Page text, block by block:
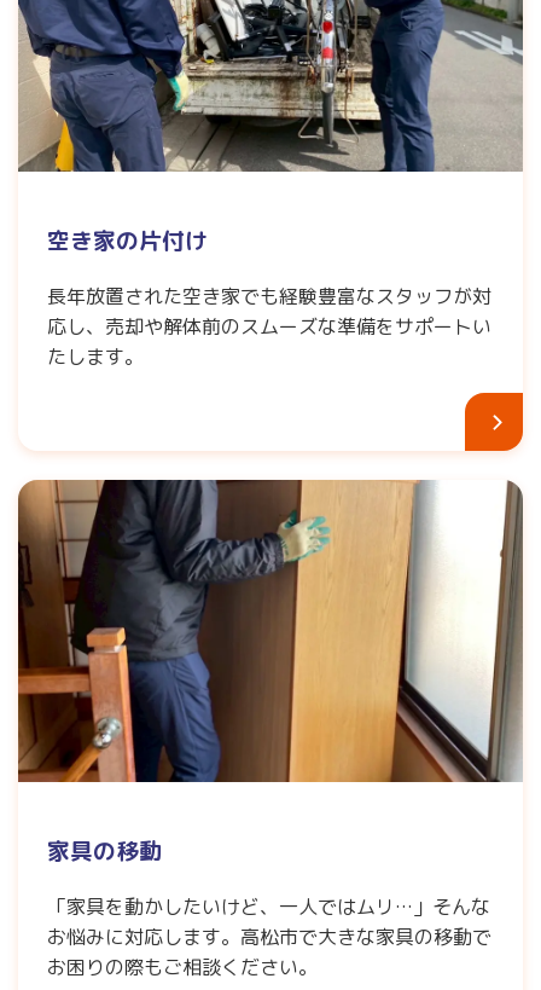
空き家の片付け
長年放置された空き家でも経験豊富なスタッフが対
応し、売却や解体前のスムーズな準備をサポートい
たします。
家具の移動
「家具を動かしたいけど、一人ではムリ…」そんな
お悩みに対応します。高松市で大きな家具の移動で
お困りの際もご相談ください。